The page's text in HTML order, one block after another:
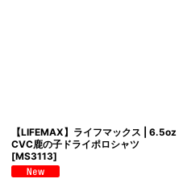
【LIFEMAX】ライフマックス | 6.5oz
CVC鹿の子ドライポロシャツ
[MS3113]